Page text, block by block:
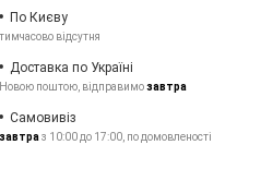
По Києву
тимчасово відсутня
Доставка по Україні
Новою поштою, відправимозавтра
Самовивіз
завтраз 10:00 до 17:00, по домовленості